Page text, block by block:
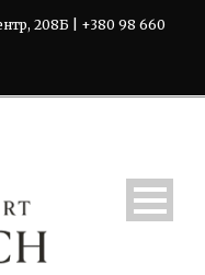
208Б | +380 98 660